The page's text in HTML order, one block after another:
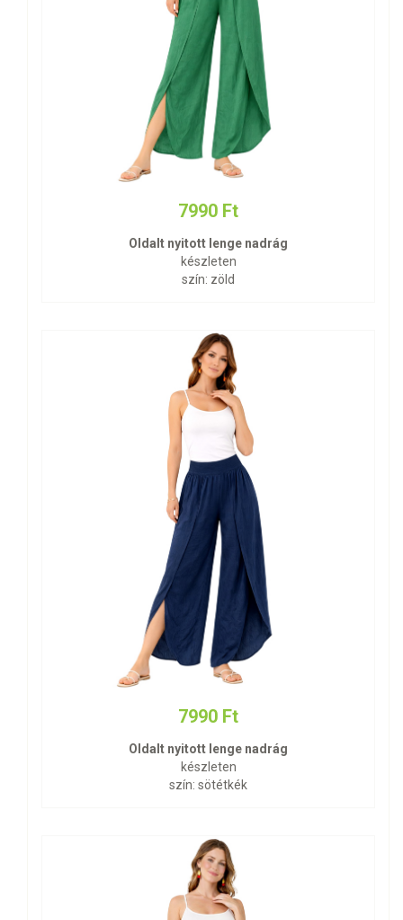
7990 Ft
Oldalt nyitott lenge nadrág
készleten
szín: zöld
7990 Ft
Oldalt nyitott lenge nadrág
készleten
szín: sötétkék